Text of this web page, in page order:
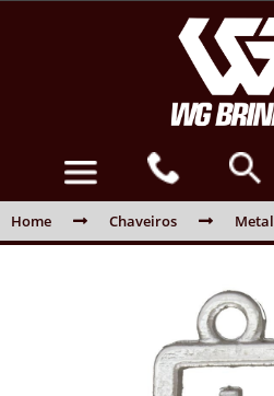
Home Chaveiros Metal